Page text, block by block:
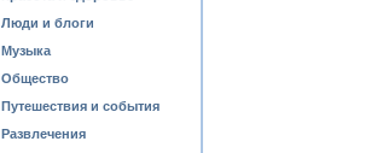
Люди и блоги
Музыка
Общество
Путешествия и события
Развлечения